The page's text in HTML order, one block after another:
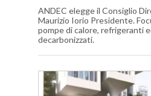
ANDEC elegge il Consiglio
Maurizio Iorio Presidente.
pompe di calore, refrigeranti
decarbonizzati.